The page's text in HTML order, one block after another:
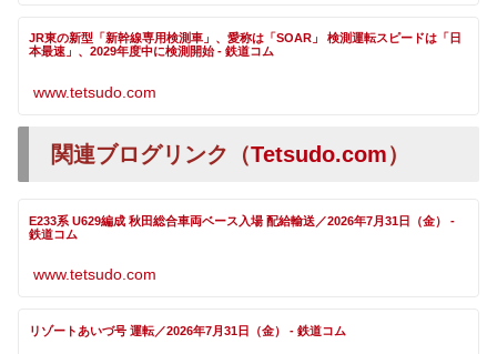
JR東の新型「新幹線専用検測車」、愛称は「SOAR」 検測運転スピードは「日
本最速」、2029年度中に検測開始 - 鉄道コム
www.tetsudo.com
関連ブログリンク（Tetsudo.com）
E233系 U629編成 秋田総合車両ベース入場 配給輸送／2026年7月31日（金） -
鉄道コム
www.tetsudo.com
リゾートあいづ号 運転／2026年7月31日（金） - 鉄道コム